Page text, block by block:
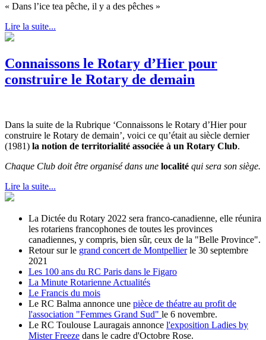
« Dans l’ice tea pêche, il y a des pêches »
Lire la suite...
Connaissons le Rotary d’Hier pour
construire le Rotary de demain
Dans la suite de la Rubrique ‘Connaissons le Rotary d’Hier pour
construire le Rotary de demain’, voici ce qu’était au siècle dernier
(1981) la notion de territorialité associée à un Rotary Club.
Chaque Club doit être organisé dans une localité qui sera son siège.
Lire la suite...
La Dictée du Rotary 2022 sera franco-canadienne, elle réunira
les rotariens francophones de toutes les provinces
canadiennes, y compris, bien sûr, ceux de la "Belle Province".
Retour sur le grand concert de Montpellierle 30 septembre
2021
Les 100 ans du RC Paris dans le Figaro
La Minute Rotarienne Actualités
Le Francis du mois
Le RC Balma annonce une pièce de théatre au profit de
l'association "Femmes Grand Sud" le 6 novembre.
Le RC Toulouse Lauragais annonce l'exposition Ladies by
Mister Freeze dans le cadre d'Octobre Rose.